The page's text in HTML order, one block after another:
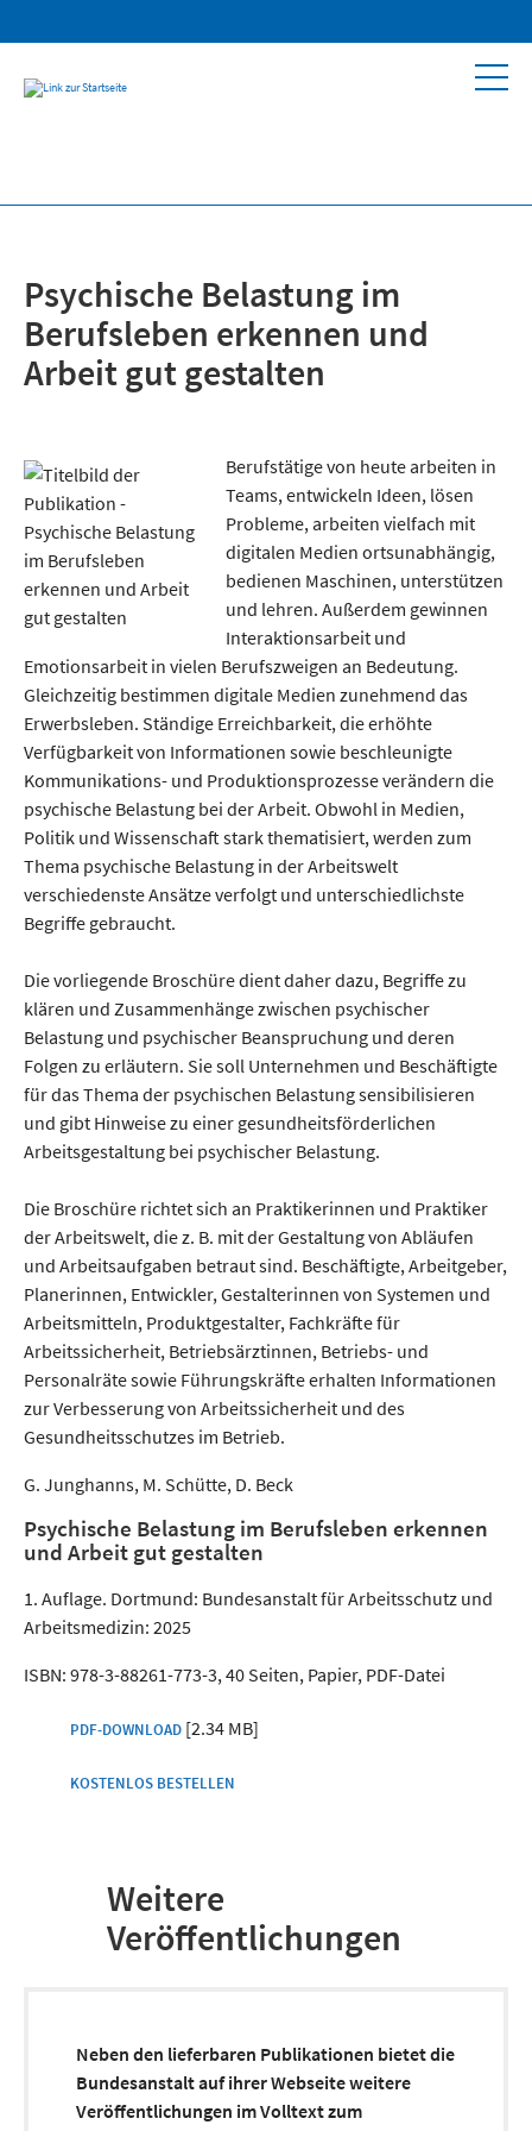
Psychische Belastung im
Berufsleben erkennen und
Arbeit gut gestalten
Berufstätige von heute arbeiten in
Teams, entwickeln Ideen, lösen
Probleme, arbeiten vielfach mit
digitalen Medien ortsunabhängig,
bedienen Maschinen, unterstützen
und lehren. Außerdem gewinnen
Interaktionsarbeit und
Emotionsarbeit in vielen Berufszweigen an Bedeutung.
Gleichzeitig bestimmen digitale Medien zunehmend das
Erwerbsleben. Ständige Erreichbarkeit, die erhöhte
Verfügbarkeit von Informationen sowie beschleunigte
Kommunikations- und Produktionsprozesse verändern die
psychische Belastung bei der Arbeit. Obwohl in Medien,
Politik und Wissenschaft stark thematisiert, werden zum
Thema psychische Belastung in der Arbeitswelt
verschiedenste Ansätze verfolgt und unterschiedlichste
Begriffe gebraucht.
Die vorliegende Broschüre dient daher dazu, Begriffe zu
klären und Zusammenhänge zwischen psychischer
Belastung und psychischer Beanspruchung und deren
Folgen zu erläutern. Sie soll Unternehmen und Beschäftigte
für das Thema der psychischen Belastung sensibilisieren
und gibt Hinweise zu einer gesundheitsförderlichen
Arbeitsgestaltung bei psychischer Belastung.
Die Broschüre richtet sich an Praktikerinnen und Praktiker
der Arbeitswelt, die z. B. mit der Gestaltung von Abläufen
und Arbeitsaufgaben betraut sind. Beschäftigte, Arbeitgeber,
Planerinnen, Entwickler, Gestalterinnen von Systemen und
Arbeitsmitteln, Produktgestalter, Fachkräfte für
Arbeitssicherheit, Betriebsärztinnen, Betriebs- und
Personalräte sowie Führungskräfte erhalten Informationen
zur Verbesserung von Arbeitssicherheit und des
Gesundheitsschutzes im Betrieb.
G. Junghanns, M. Schütte, D. Beck
Psychische Belastung im Berufsleben erkennen
und Arbeit gut gestalten
1. Auflage. Dortmund: Bundesanstalt für Arbeitsschutz und
Arbeitsmedizin: 2025
ISBN: 978-3-88261-773-3, 40 Seiten, Papier, PDF-Datei
PDF-DOWNLOAD [2.34 MB]
KOSTENLOS BESTELLEN
Weitere
Veröffentlichungen
Neben den lieferbaren Publikationen bietet die
Bundesanstalt auf ihrer Webseite weitere
Veröffentlichungen im Volltext zum